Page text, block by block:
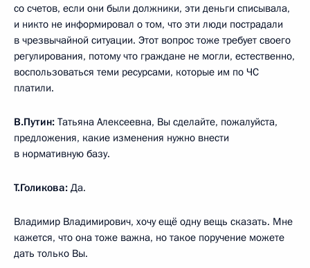
со счетов, если они были должники, эти деньги списывала,
и никто не информировал о том, что эти люди пострадали
в чрезвычайной ситуации. Этот вопрос тоже требует своего
регулирования, потому что граждане не могли, естественно,
воспользоваться теми ресурсами, которые им по ЧС
платили.
В.Путин: Татьяна Алексеевна, Вы сделайте, пожалуйста,
предложения, какие изменения нужно внести
в нормативную базу.
Т.Голикова: Да.
Владимир Владимирович, хочу ещё одну вещь сказать. Мне
кажется, что она тоже важна, но такое поручение можете
дать только Вы.